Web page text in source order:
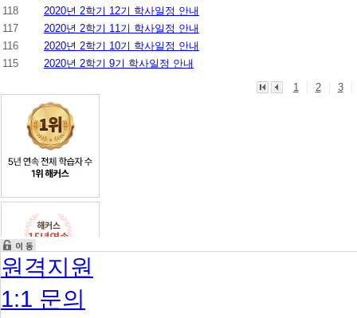
118
2020년 2학기 12기 학사일정 안내
117
2020년 2학기 11기 학사일정 안내
116
2020년 2학기 10기 학사일정 안내
115
2020년 2학기 9기 학사일정 안내
1
2 3
원격지원
1:1 문의